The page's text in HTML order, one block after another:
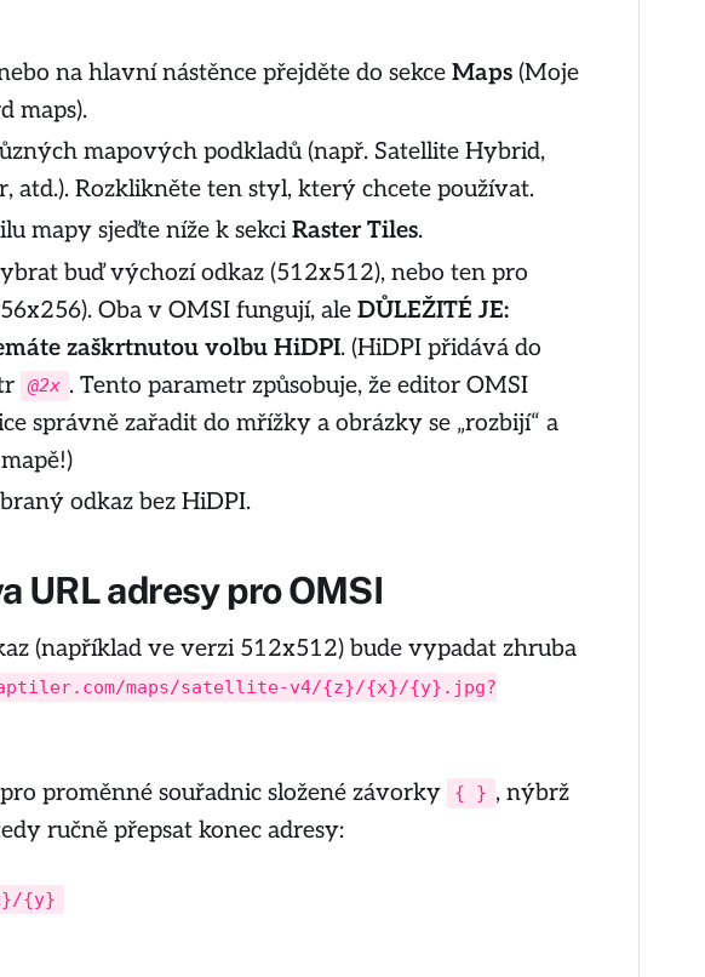
na hlavní nástěnce přejděte do sekce Maps(Moje
maps).
mapových podkladů (např. Satellite Hybrid,
, atd.). Rozklikněte ten styl, který chcete používat.
mapy sjeďte níže k sekci Raster Tiles.
buď výchozí odkaz (512x512), nebo ten pro
Oba v OMSI fungují, ale DŮLEŽITÉ JE:
zaškrtnutou volbu HiDPI. (HiDPI přidává do
@2x . Tento parametr způsobuje, že editor OMSI
správně zařadit do mřížky a obrázky se „rozbijí“ a
odkaz bez HiDPI.
URL adresy pro OMSI
(například ve verzi 512x512) bude vypadat zhruba
maps/satellite-v4/{z}/{x}/{y}.jpg?
proměnné souřadnic složené závorky { } , nýbrž
ručně přepsat konec adresy:
{y}